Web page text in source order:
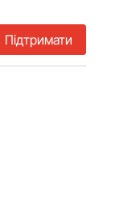
Підтримати